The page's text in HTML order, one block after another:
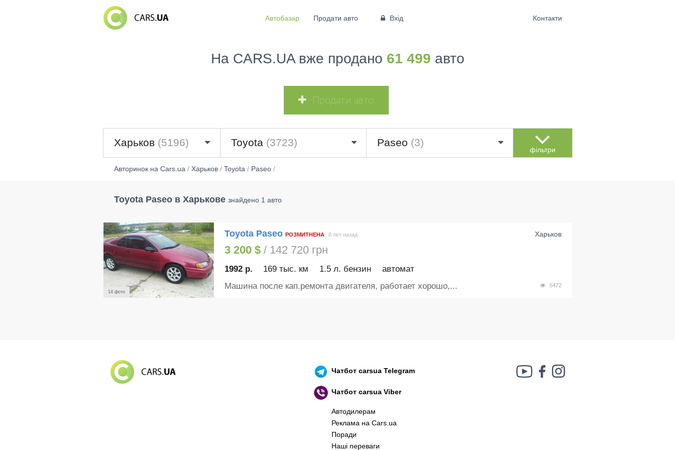
Автобазар Продати авто Вхід Контакти
На CARS.UA вже продано 61 499 авто
Продати авто
Харьков (5196) Toyota (3723) Paseo (3)
фільтри
Авторинок на Cars.ua/ Харьков/ Toyota/ Paseo/
Toyota Paseo в Харькове знайдено 1 авто
14 фото
Toyota Paseo РОЗМИТНЕНА Харьков
8 лет назад
3 200 $/ 142 720 грн
1992 р. 169 тыс. км 1.5 л. бензин автомат
5472
Машина после кап.ремонта двигателя, работает хорошо,...
Чатботcarsua Telegram
Чатботcarsua Viber
Автодилерам
Реклама на Cars.ua
Поради
Наші переваги